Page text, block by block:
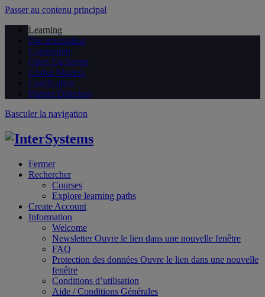
Passer au contenu principal
Learning
Documentation
Community
Open Exchange
Global Masters
Certification
Partner Directory
Basculer la navigation
Fermer
Rechercher
Courses
Explore learning paths
Create Account
Information
Welcome
NewsletterOuvre le lien dans une nouvelle fenêtre
FAQ
Protection des données Ouvre le lien dans une nouvelle
fenêtre
Conditions d’utilisation
Aide / Conditions Générales